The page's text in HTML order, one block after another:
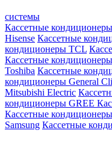
системы
Кассетные
Hisense Кассетные
кондиционеры TCL
Кассетные
Toshiba Кассетные
кондиционеры General
Mitsubishi Electric
кондиционеры GREE
Кассетные
Samsung Кассетные